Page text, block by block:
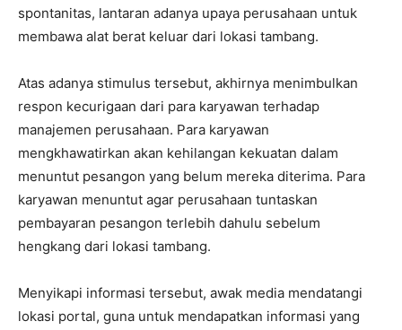
spontanitas, lantaran adanya upaya perusahaan untuk
membawa alat berat keluar dari lokasi tambang.
Atas adanya stimulus tersebut, akhirnya menimbulkan
respon kecurigaan dari para karyawan terhadap
manajemen perusahaan. Para karyawan
mengkhawatirkan akan kehilangan kekuatan dalam
menuntut pesangon yang belum mereka diterima. Para
karyawan menuntut agar perusahaan tuntaskan
pembayaran pesangon terlebih dahulu sebelum
hengkang dari lokasi tambang.
Menyikapi informasi tersebut, awak media mendatangi
lokasi portal, guna untuk mendapatkan informasi yang